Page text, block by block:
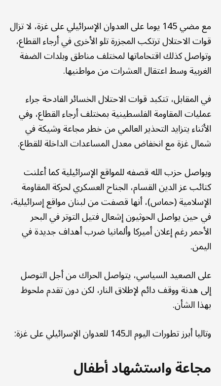
مع مضي 145 يوما على العدوان الإسرائيلي على غزة، لا تزال
قوات الاحتلال ترتكب المجزرة تلو الأخرى في أرجاء القطاع،
وتواصل كذلك اقتحاماتها لمختلف مناطق وبلدات الضفة
الغربية وسط اعتقال العشرات من مواطنيها.
في المقابل، تتكبد قوات الاحتلال الخسائر الفادحة جراء
عمليات المقاومة الفلسطينية بمختلف أرجاء القطاع، وفي
الأثناء يتزايد التحذير العالمي من خطر مجاعة وشيكة في
شمال غزة مع انخفاض معدل المساعدات الداخلة للقطاع.
ويواصل حزب الله قصفه للمواقع الإسرائيلية كما أعلنت
كتائب عز الدين القسام، الجناح العسكري لحركة المقاومة
الإسلامية (حماس)، أنها قصفت من لبنان مواقع إسرائيلية،
في حين يواصل الحوثيون إشعال فتيل التوتر في البحر
الأحمر رغم إعلان أميركا وألمانيا ضرب أهداف جديدة في
اليمن.
على الصعيد السياسي، يتواصل الحراك من أجل التوصل
إلى هدنة ووقف دائم لإطلاق النار، لكن دون تقدم ملحوظ
بهذا الشأن.
وتاليا أبرز تطورات اليوم الـ145 للعدوان الإسرائيلي على غزة:
مجاعة واستشهاد أطفال